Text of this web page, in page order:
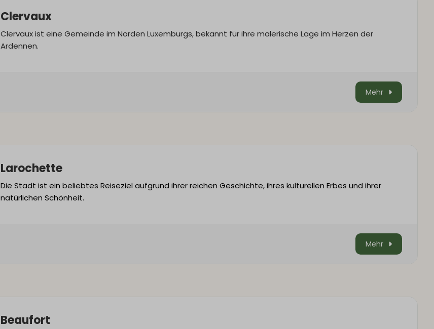
Clervaux
Clervaux ist eine Gemeinde im Norden Luxemburgs, bekannt für ihre malerische Lage im Herzen der
Ardennen.
Mehr
Larochette
Die Stadt ist ein beliebtes Reiseziel aufgrund ihrer reichen Geschichte, ihres kulturellen Erbes und ihrer
natürlichen Schönheit.
Mehr
Beaufort